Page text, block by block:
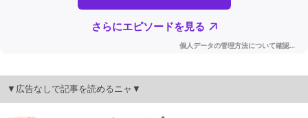
▼広告なしで記事を読めるニャ▼